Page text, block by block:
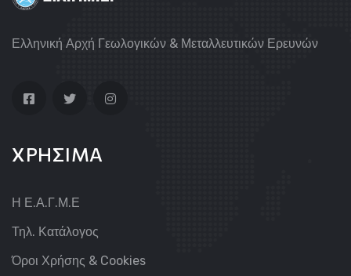
Ελληνική Αρχή Γεωλογικών & Μεταλλευτικών Ερευνών
ΧΡΗΣΙΜΑ
Η Ε.Α.Γ.Μ.Ε
Τηλ. Κατάλογος
Όροι Χρήσης & Cookies